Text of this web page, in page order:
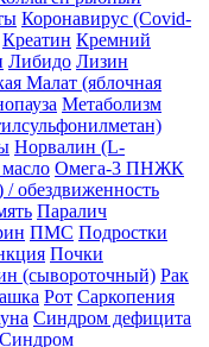
Коронавирус (Covid-
Креатин Кремний
Либидо Лизин
Малат (яблочная
Метаболизм
Норвалин (L-
Омега-3 ПНЖК
обездвиженность
Паралич
ПМС Подростки
Почки
(сывороточный) Рак
Рот Саркопения
Синдром дефицита
Синдром